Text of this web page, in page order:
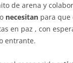
de arena y
necesitan para que
en paz , con
entrante.